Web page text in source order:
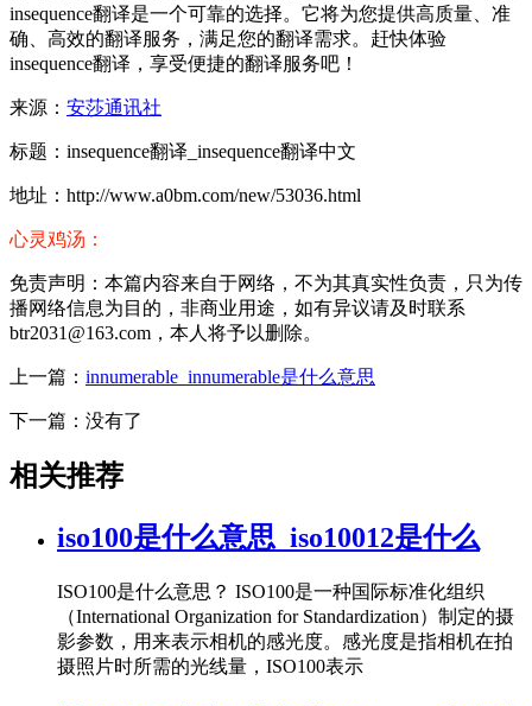
insequence翻译是一个可靠的选择。它将为您提供高质量、准
确、高效的翻译服务，满足您的翻译需求。赶快体验
insequence翻译，享受便捷的翻译服务吧！
来源： 安莎通讯社
标题：insequence翻译_insequence翻译中文
地址：http://www.a0bm.com/new/53036.html
心灵鸡汤：
免责声明：本篇内容来自于网络，不为其真实性负责，只为传
播网络信息为目的，非商业用途，如有异议请及时联系
btr2031@163.com，本人将予以删除。
上一篇： innumerable_innumerable是什么意思
下一篇：没有了
相关推荐
iso100是什么意思_iso10012是什么
ISO100是什么意思？ ISO100是一种国际标准化组织
（International Organization for Standardization）制定的摄
影参数，用来表示相机的感光度。感光度是指相机在拍
摄照片时所需的光线量，ISO100表示